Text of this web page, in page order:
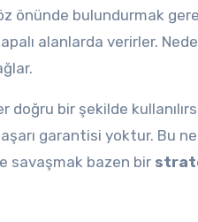
önünde bulundurmak
alanlarda verirler.
doğru bir şekilde
garantisi yoktur. Bu
savaşmak bazen bir